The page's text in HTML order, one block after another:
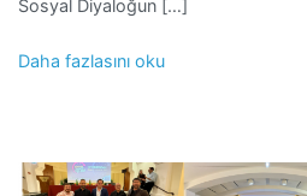
Sosyal Diyaloğun […]
Daha fazlasını oku